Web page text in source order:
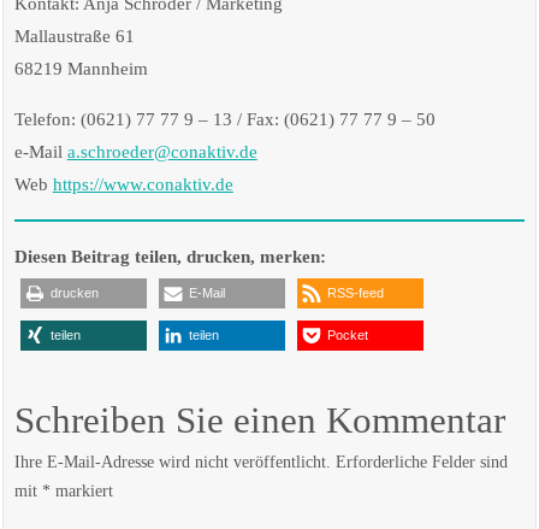
Mallaustraße 61
68219 Mannheim
Telefon: (0621) 77 77 9 – 13 / Fax: (0621) 77 77 9 – 50
e-Mail a.schroeder@conaktiv.de
Web https://www.conaktiv.de
Diesen Beitrag teilen, drucken, merken:
drucken E-Mail RSS-feed
teilen teilen Pocket
Schreiben Sie einen Kommentar
Ihre E-Mail-Adresse wird nicht veröffentlicht. Erforderliche Felder sind
mit * markiert